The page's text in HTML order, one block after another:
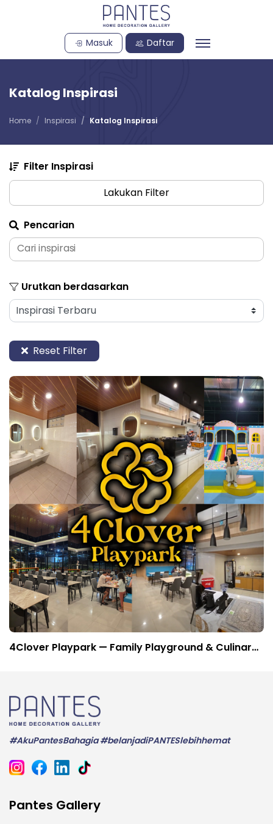
Masuk Daftar
Katalog Inspirasi
Home Inspirasi Katalog Inspirasi
Filter Inspirasi
Lakukan Filter
Pencarian
Urutkan berdasarkan
Reset Filter
4Clover Playpark — Family Playground & Culinary
#AkuPantesBahagia #belanjadiPANTESlebihhemat
Pantes Gallery